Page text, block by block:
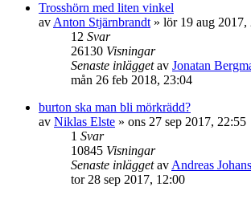
Trosshörn med liten vinkel
av Anton Stjärnbrandt » lör 19 aug 2017,
12 Svar
26130 Visningar
Senaste inläggetav Jonatan
mån 26 feb 2018, 23:04
burton ska man bli mörkrädd?
av Niklas Elste » ons 27 sep 2017, 22:55
1 Svar
10845 Visningar
Senaste inläggetav Andreas
tor 28 sep 2017, 12:00